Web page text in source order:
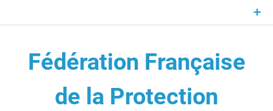
Fédération Française
de la Protection